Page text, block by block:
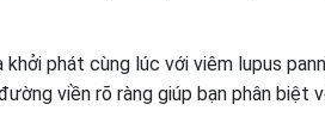
phát cùng lúc với viêm lupus
viền rõ ràng giúp bạn phân biệt